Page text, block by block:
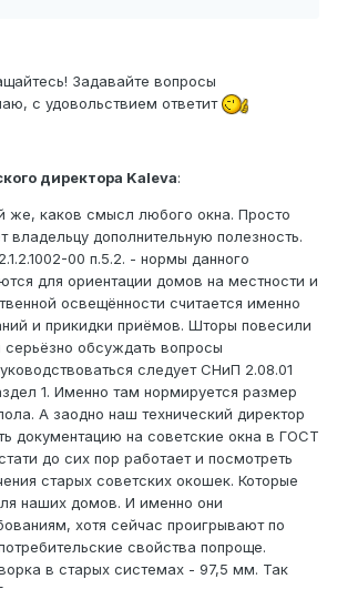
Задавайте вопросы
с удовольствием ответит
директора Kaleva:
же, каков смысл любого окна. Просто
владельцу дополнительную полезность.
00 п.5.2. - нормы данного
для ориентации домов на местности и
освещённости считается именно
и прикидки приёмов. Шторы повесили
серьёзно обсуждать вопросы
следует СНиП 2.08.01
1. Именно там нормируется размер
А заодно наш технический директор
документацию на советские окна в ГОСТ
до сих пор работает и посмотреть
старых советских окошек. Которые
наших домов. И именно они
хотя сейчас проигрывают по
свойства попроще.
в старых системах - 97,5 мм. Так